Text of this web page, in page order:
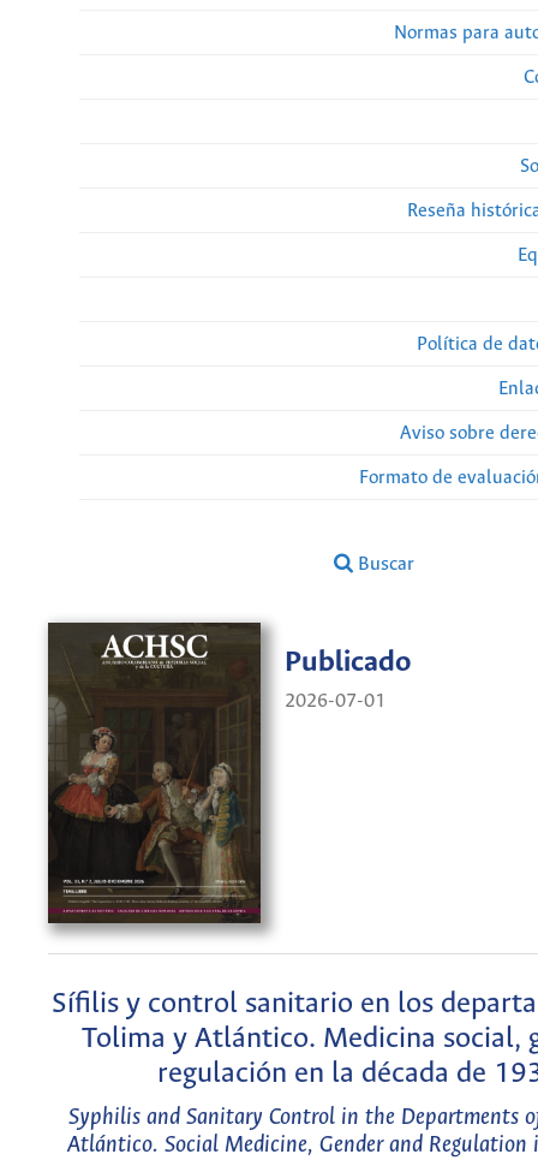
Normas para
Reseña
Política de
Aviso sobre
Formato de
Buscar
Publicado
2026-07-01
Sífilis y control sanitario en los
Tolima y Atlántico. Medicina social,
regulación en la década de
Syphilis and Sanitary Control in the Departments
Atlántico. Social Medicine, Gender and Regulation